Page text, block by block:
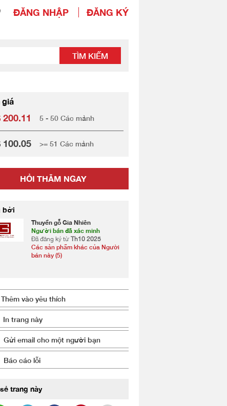
ĐĂNG NHẬP ĐĂNG KÝ
TÌM KIẾM
giá
200.11 5 - 50 Các mảnh
100.05 >= 51 Các mảnh
HỎI THĂM NGAY
bởi
Thuyền gỗ Gia Nhiên
Người bán đã xác minh
Đã đăng ký từ Th10 2025
Các sản phẩm khác của Người
bán này (5)
Thêm vào yêu thích
In trang này
Gửi email cho một người bạn
Báo cáo lỗi
trang này